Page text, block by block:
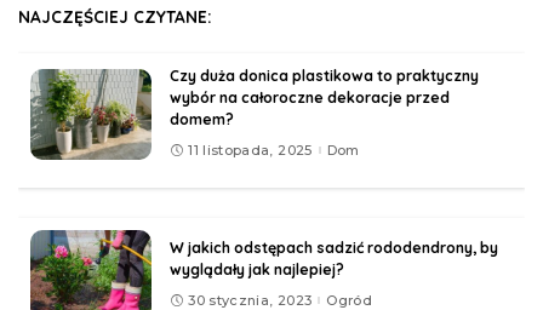
NAJCZĘŚCIEJ CZYTANE:
Czy duża donica plastikowa to praktyczny
wybór na całoroczne dekoracje przed
domem?
11 listopada, 2025 Dom
W jakich odstępach sadzić rododendrony, by
wyglądały jak najlepiej?
30 stycznia, 2023 Ogród